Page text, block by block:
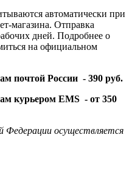
автоматически при
магазина. Отправка
дней. Подробнее о
на официальном
почтой России - 390 руб.
курьером EMS - от 350
Федерации осуществляется